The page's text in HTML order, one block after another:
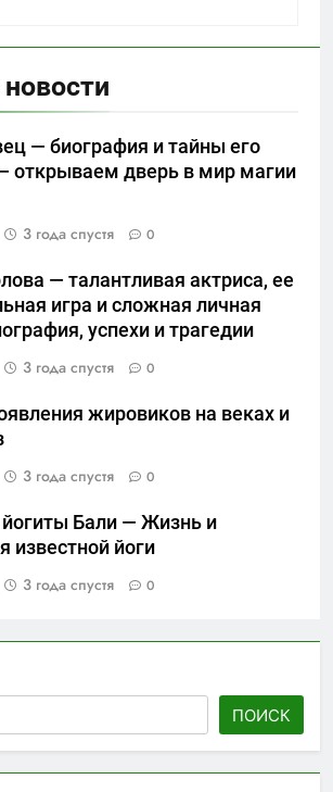
— биография и тайны его
открываем дверь в мир магии
3 года спустя 0
— талантливая актриса, ее
игра и сложная личная
успехи и трагедии
3 года спустя 0
жировиков на веках и
3 года спустя 0
Бали — Жизнь и
известной йоги
3 года спустя 0
ПОИСК